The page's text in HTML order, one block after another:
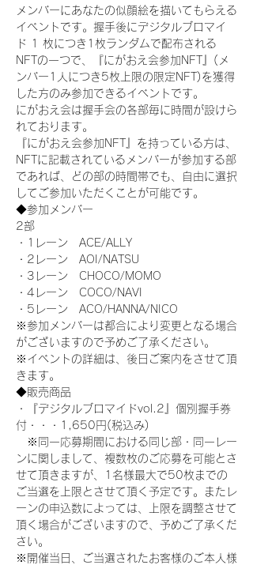
メンバーにあなたの似顔絵を描いてもらえる
イベントです。握手後にデジタルブロマイ
ド 1 枚につき1枚ランダムで配布される
NFTの一つで、『にがおえ会参加NFT』(メ
ンバー1人につき5枚上限の限定NFT)を獲得
した方のみ参加できるイベントです。
にがおえ会は握手会の各部毎に時間が設けら
れております。
『にがおえ会参加NFT』を持っている方は、
NFTに記載されているメンバーが参加する部
であれば、どの部の時間帯でも、自由に選択
してご参加いただくことが可能です。
◆参加メンバー
2部
・1レーン　ACE/ALLY
・2レーン　AOI/NATSU
・3レーン　CHOCO/MOMO
・4レーン　COCO/NAVI
・5レーン　ACO/HANNA/NICO
※参加メンバーは都合により変更となる場合
がございますので予めご了承ください。
※イベントの詳細は、後日ご案内をさせて頂
きます。
◆販売商品
・『デジタルブロマイドvol.2』個別握手券
付・・・1,650円(税込み)
※同一応募期間における同じ部・同一レー
ンに関しまして、複数枚のご応募を可能とさ
せて頂きますが、1名様最大で50枚までの
ご当選を上限とさせて頂く予定です。またレ
ーンの申込数によっては、上限を調整させて
頂く場合がございますので、予めご了承くだ
さい。
※開催当日、ご当選されたお客様のご本人様